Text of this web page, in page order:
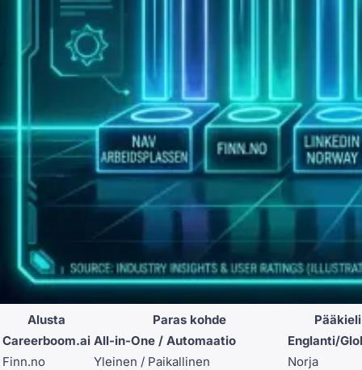
Alusta Paras kohde
Pääkieli
Careerboom.ai All-in-One / Automaatio
Englanti/
Finn.no
Yleinen / Paikallinen
Norja